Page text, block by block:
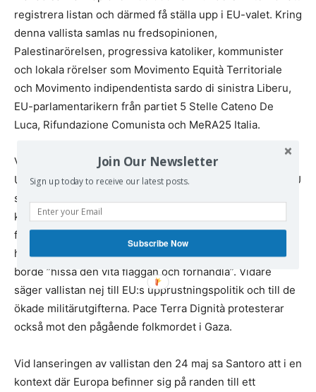
registrera listan och därmed få ställa upp i EU-valet. Kring
denna vallista samlas nu fredsopinionen,
Palestinarörelsen, progressiva katoliker, kommunister
och lokala rörelser som Movimento Equità Territoriale
och Movimento indipendentista sardo di sinistra Liberu,
EU-parlamentarikern från partiet 5 Stelle Cateno De
Luca, Rifundazione Comunista och MeRA25 Italia.
Vallistan är en proteströrelse mot eskaleringen av kriget i
Ukraina. Man säger nej till en NATO-eskalering och att EU
skickar trupper till Ukraina som riskerar att utmynna i ett
kärnvapenkrig. De kräver ett omedelbart eldupphör och
förhandlingar. Santoro har fått stöd från katoliker som
hörsammat påve Franciskus uttalande om att Ukraina
borde ”hissa den vita flaggan och förhandla”. Vidare
säger vallistan nej till EU:s upprustningspolitik och till de
ökade militärutgifterna. Pace Terra Dignità protesterar
också mot den pågående folkmordet i Gaza.
Vid lanseringen av vallistan den 24 maj sa Santoro att i en
kontext där Europa befinner sig på randen till ett
Join Our Newsletter
Sign up today to receive our latest posts.
Subscribe Now